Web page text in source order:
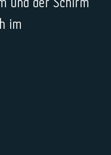
und der Schirm
im